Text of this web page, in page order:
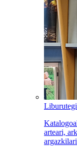
arteari,